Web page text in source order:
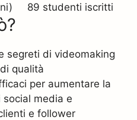
89 studenti iscritti
segreti di videomaking
qualità
per aumentare la
media e
e follower